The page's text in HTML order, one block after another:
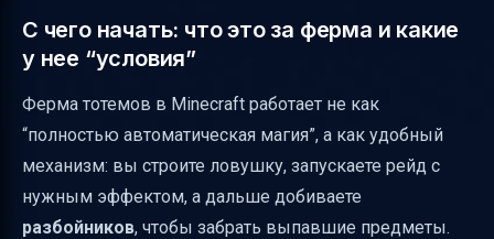
Итог
С чего начать: что это за ферма и какие
у нее “условия”
Ферма тотемов в Minecraft работает не как
“полностью автоматическая магия”, а как удобный
механизм: вы строите ловушку, запускаете рейд с
нужным эффектом, а дальше добиваете
разбойников, чтобы забрать выпавшие предметы.